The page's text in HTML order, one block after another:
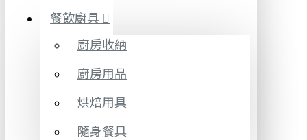
餐飲廚具
廚房收納
廚房用品
烘焙用具
隨身餐具